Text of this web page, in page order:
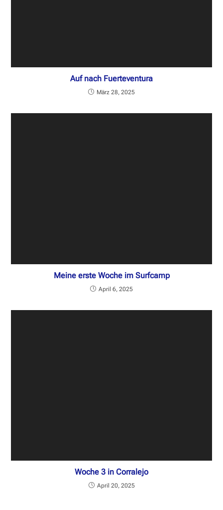
Auf nach Fuerteventura
März 28, 2025
Meine erste Woche im Surfcamp
April 6, 2025
Woche 3 in Corralejo
April 20, 2025